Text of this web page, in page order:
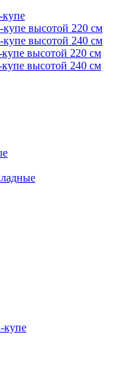
высотой 220 см
высотой 240 см
высотой 220 см
высотой 240 см
купе